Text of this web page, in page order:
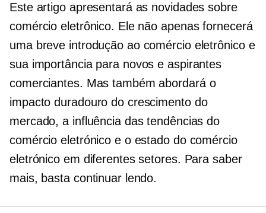
Este artigo apresentará as novidades sobre
comércio eletrônico. Ele não apenas fornecerá
uma breve introdução ao comércio eletrônico e
sua importância para novos e aspirantes
comerciantes. Mas também abordará o
impacto duradouro do crescimento do
mercado, a influência das tendências do
comércio eletrónico e o estado do comércio
eletrónico em diferentes setores. Para saber
mais, basta continuar lendo.